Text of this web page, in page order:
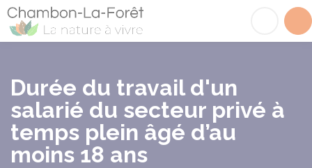
Durée du travail d'un
salarié du secteur privé à
temps plein âgé d’au
moins 18 ans